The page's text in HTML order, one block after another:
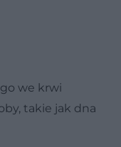
we krwi
takie jak dna